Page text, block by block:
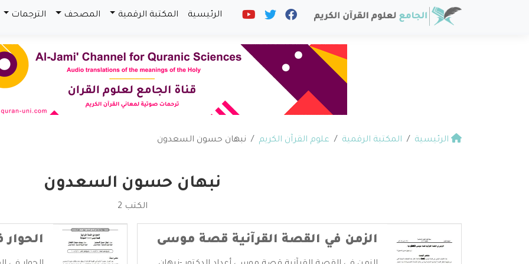
الرئيسية المكتبة الرقمية المصحف الترجمات
الرئيسية المكتبة الرقمية علوم القرآن الكريم نبهان حسون السعدون
نبهان حسون السعدون
الكتب 2
الزمن في القصة القرآنية قصة موسى